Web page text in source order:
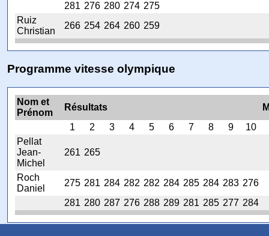
281 276 280 274 275
Ruiz
Christian
266 254 264 260 259
Programme vitesse olympique
Nom et
Prénom
Résultats
1
2 3 4 5 6 7 8 9
10
Pellat
Jean-
Michel
261 265
Roch
Daniel
275 281 284 282 282 284 285 284 283 276
281 280 287 276 288 289 281 285 277 284